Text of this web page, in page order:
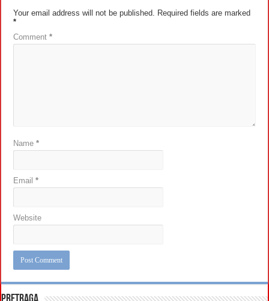
Your email address will not be published.
Required fields are marked
*
Comment*
Name*
Email*
Website